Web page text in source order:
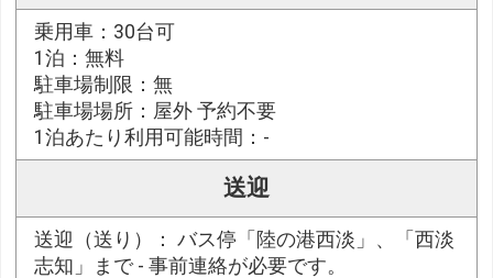
乗用車：30台可
1泊：無料
駐車場制限：無
駐車場場所：屋外 予約不要
1泊あたり利用可能時間：-
送迎
送迎（送り）： バス停「陸の港西淡」、「西淡
志知」まで - 事前連絡が必要です。